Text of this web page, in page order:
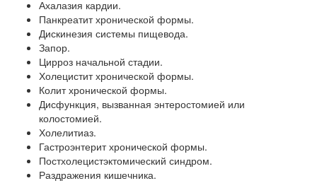
Ахалазия кардии.
Панкреатит хронической формы.
Дискинезия системы пищевода.
Запор.
Цирроз начальной стадии.
Холецистит хронической формы.
Колит хронической формы.
Дисфункция, вызванная энтеростомией или
колостомией.
Холелитиаз.
Гастроэнтерит хронической формы.
Постхолецистэктомический синдром.
Раздражения кишечника.